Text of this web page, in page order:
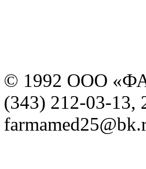
© 1992 ООО
(343) 212-03-13,